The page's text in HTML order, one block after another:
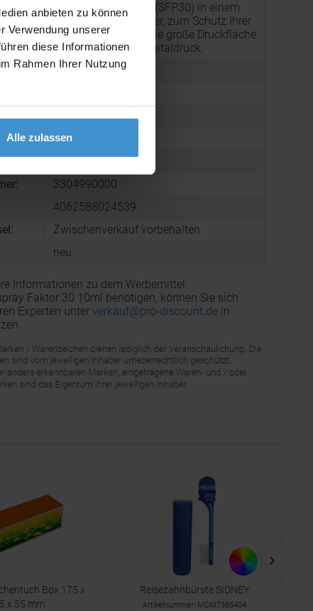
anbieten zu können
Verwendung unserer
diese Informationen
Rahmen Ihrer Nutzung
Alle zulassen
Sonnenschutzspray (SFP30) in einem
raffinierten Zerstäuber, zum Schutz Ihrer
Haut in der Sonne. Die große Druckfläche
ist ideal für einen Digitaldruck.
26 g
PP
300
3304990000
4062588024539
Zwischenverkauf vorbehalten
neu
Informationen zu dem Werbemittel
Faktor 30 10ml benötigen, können Sie sich
Experten unter verkauf@pro-discount.dein
Box 175 x
x 55 mm
Reisezahnbürste SIDNEY
Artikelnummer: MCM7385404